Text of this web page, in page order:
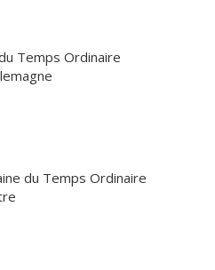
Temps Ordinaire
du Temps Ordinaire